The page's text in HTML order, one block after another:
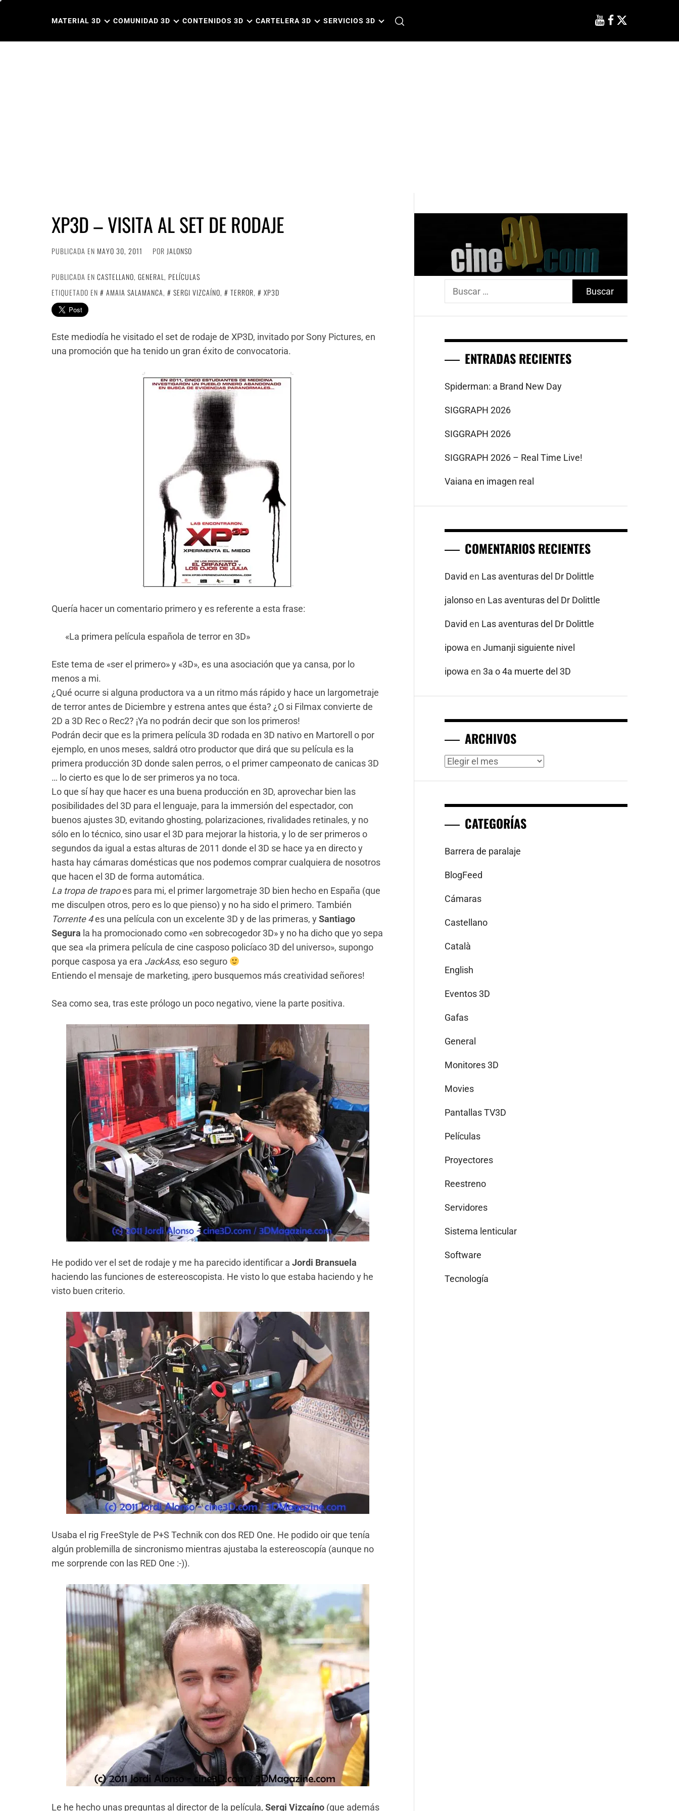
MATERIAL 3D COMUNIDAD 3D CONTENIDOS 3D CARTELERA 3D SERVICIOS 3D
XP3D – VISITA AL SET DE RODAJE
PUBLICADA EN MAYO 30, 2011 POR JALONSO
PUBLICADA EN CASTELLANO, GENERAL, PELÍCULAS
ETIQUETADO EN
AMAIA SALAMANCA, SERGI VIZCAÍNO, TERROR, XP3D
Este mediodía he visitado el set de rodaje de XP3D, invitado por Sony Pictures, en
una promoción que ha tenido un gran éxito de convocatoria.
Quería hacer un comentario primero y es referente a esta frase:
«La primera película española de terror en 3D»
Este tema de «ser el primero» y «3D», es una asociación que ya cansa, por lo
menos a mi.
¿Qué ocurre si alguna productora va a un ritmo más rápido y hace un largometraje
de terror antes de Diciembre y estrena antes que ésta? ¿O si Filmax convierte de
2D a 3D Rec o Rec2? ¡Ya no podrán decir que son los primeros!
Podrán decir que es la primera película 3D rodada en 3D nativo en Martorell o por
ejemplo, en unos meses, saldrá otro productor que dirá que su película es la
primera producción 3D donde salen perros, o el primer campeonato de canicas 3D
… lo cierto es que lo de ser primeros ya no toca.
Lo que sí hay que hacer es una buena producción en 3D, aprovechar bien las
posibilidades del 3D para el lenguaje, para la immersión del espectador, con
buenos ajustes 3D, evitando ghosting, polarizaciones, rivalidades retinales, y no
sólo en lo técnico, sino usar el 3D para mejorar la historia, y lo de ser primeros o
segundos da igual a estas alturas de 2011 donde el 3D se hace ya en directo y
hasta hay cámaras domésticas que nos podemos comprar cualquiera de nosotros
que hacen el 3D de forma automática.
La tropa de trapoes para mi, el primer largometraje 3D bien hecho en España (que
me disculpen otros, pero es lo que pienso) y no ha sido el primero. También
Torrente 4es una película con un excelente 3D y de las primeras, ySantiago
Segura la ha promocionado como «en sobrecogedor 3D» y no ha dicho que yo sepa
que sea «la primera película de cine casposo policíaco 3D del universo», supongo
porque casposa ya era JackAss, eso seguro
Entiendo el mensaje de marketing, ¡pero busquemos más creatividad señores!
Sea como sea, tras este prólogo un poco negativo, viene la parte positiva.
He podido ver el set de rodaje y me ha parecido identificar a Jordi Bransuela
haciendo las funciones de estereoscopista. He visto lo que estaba haciendo y he
visto buen criterio.
Usaba el rig FreeStyle de P+S Technik con dos RED One. He podido oir que tenía
algún problemilla de sincronismo mientras ajustaba la estereoscopía (aunque no
me sorprende con las RED One :-)).
Le he hecho unas preguntas al director de la película, Sergi Vizcaíno (que además
Buscar:
ENTRADAS RECIENTES
Spiderman: a Brand New Day
SIGGRAPH 2026
SIGGRAPH 2026
SIGGRAPH 2026 – Real Time Live!
Vaiana en imagen real
COMENTARIOS RECIENTES
David en Las aventuras del Dr Dolittle
jalonsoen Las aventuras del Dr Dolittle
David en Las aventuras del Dr Dolittle
ipowa enJumanji siguiente nivel
ipowa en3a o 4a muerte del 3D
ARCHIVOS
Archivos
CATEGORÍAS
Barrera de paralaje
BlogFeed
Cámaras
Castellano
Català
English
Eventos 3D
Gafas
General
Monitores 3D
Movies
Pantallas TV3D
Películas
Proyectores
Reestreno
Servidores
Sistema lenticular
Software
Tecnología